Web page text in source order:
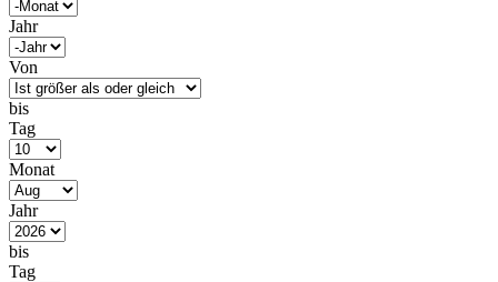
Jahr
Von
bis
Tag
Monat
Jahr
bis
Tag